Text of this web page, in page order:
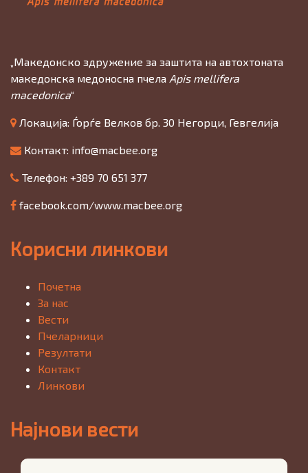
„Македонско здружение за заштита на автохтоната
македонска медоносна пчела Apis mellifera
macedonica“
Локација: Ѓорѓе Велков бр. 30 Негорци, Гевгелија
Контакт: info@macbee.org
Телефон: +389 70 651 377
facebook.com/www.macbee.org
Корисни линкови
Почетна
За нас
Вести
Пчеларници
Резултати
Контакт
Линкови
Најнови вести